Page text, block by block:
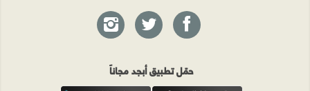
حمّل تطبيق أبجد مجاناً